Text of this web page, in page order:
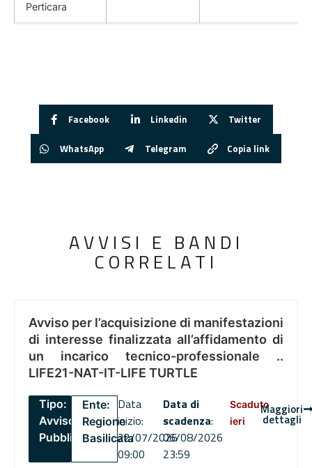
Perticara
Facebook Linkedin Twitter
WhatsApp Telegram Copia link
AVVISI E BANDI
CORRELATI
Avviso per l’acquisizione di manifestazioni
di interesse finalizzata all’affidamento di
un incarico tecnico-professionale ..
LIFE21-NAT-IT-LIFE TURTLE
Tipo:
Avviso
Pubblico
Ente:
Regione
Basilicata
Data
inizio:
22/07/2026
09:00
Data di
scadenza:
06/08/2026
23:59
Scaduto
ieri
Maggiori
dettagli